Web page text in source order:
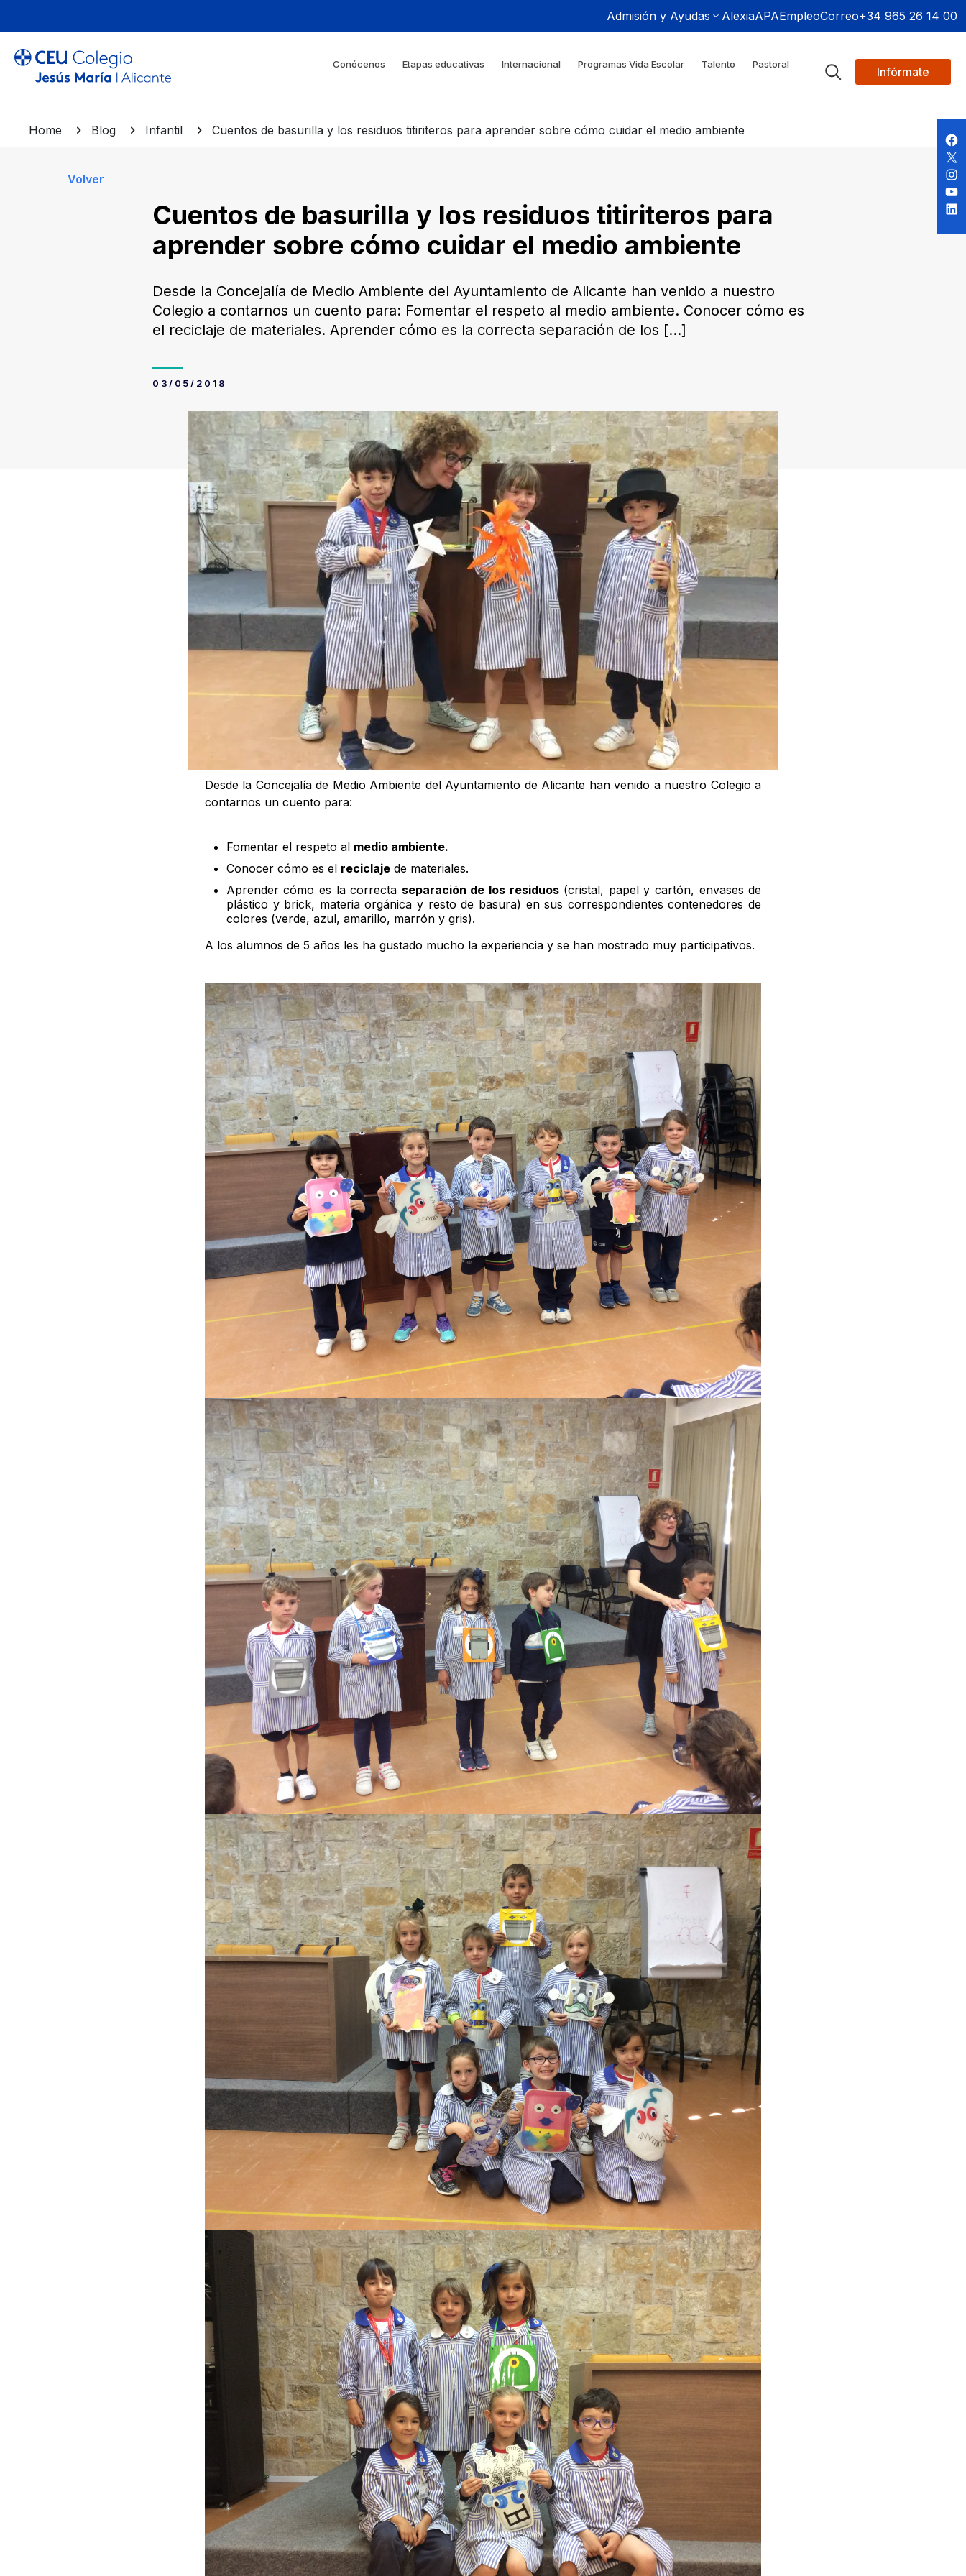
Admisión y Ayudas AlexiaAPAEmpleoCorreo+34 965 26 14 00
Conócenos Etapas educativas Internacional Programas Vida Escolar Talento Pastoral
Infórmate
Home Blog Infantil Cuentos de basurilla y los residuos titiriteros para aprender sobre cómo cuidar el medio ambiente
Volver
Cuentos de basurilla y los residuos titiriteros para
aprender sobre cómo cuidar el medio ambiente
Desde la Concejalía de Medio Ambiente del Ayuntamiento de Alicante han venido a nuestro
Colegio a contarnos un cuento para: Fomentar el respeto al medio ambiente. Conocer cómo es
el reciclaje de materiales. Aprender cómo es la correcta separación de los […]
03/05/2018
Desde la Concejalía de Medio Ambiente del Ayuntamiento de Alicante han venido a nuestro Colegio a
contarnos un cuento para:
Fomentar el respeto al medio ambiente.
Conocer cómo es el reciclajede materiales.
Aprender cómo es la correcta separación de los residuos(cristal, papel y cartón, envases de
plástico y brick, materia orgánica y resto de basura) en sus correspondientes contenedores de
colores (verde, azul, amarillo, marrón y gris).
A los alumnos de 5 años les ha gustado mucho la experiencia y se han mostrado muy participativos.